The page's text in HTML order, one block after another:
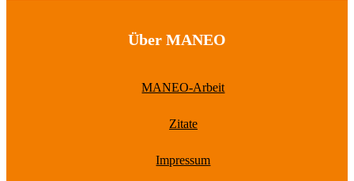
Über MANEO
MANEO-Arbeit
Zitate
Impressum